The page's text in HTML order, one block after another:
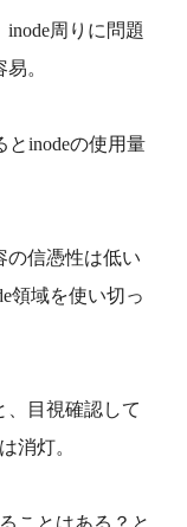
周りに問題
。
inodeの使用量
の信憑性は低い
領域を使い切っ
、目視確認して
消灯。
ことはある？と